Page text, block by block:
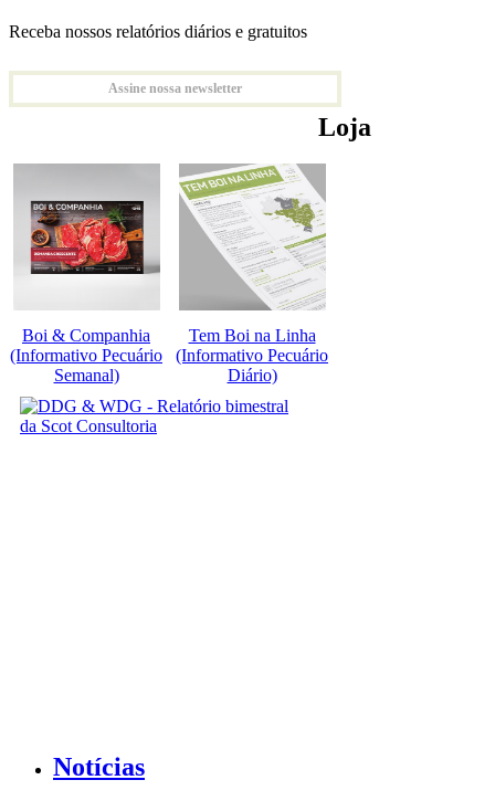
Receba nossos relatórios diários e gratuitos
Assine nossa newsletter
Loja
Boi & Companhia
(Informativo Pecuário
Semanal)
Tem Boi na Linha
(Informativo Pecuário
Diário)
Notícias